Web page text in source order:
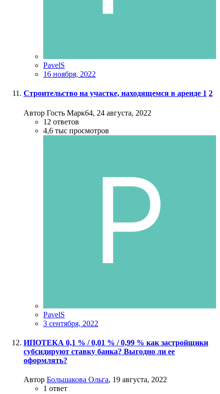
PavelS
16 ноября, 2022
Строительство на участке, находящемся в аренде 1 2
Автор Гость Марк64, 24 августа, 2022
12 ответов
4,6 тыс просмотров
PavelS
3 сентября, 2022
ИПОТЕКА 0,1 % / 0,01 % / 0,99 % как застройщики
субсидируют ставку банка? Выгодно ли ее
оформлять?
Автор Большакова Ольга, 19 августа, 2022
1 ответ